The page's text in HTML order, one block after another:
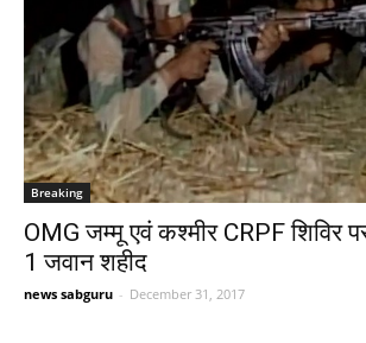
Breaking
OMG जम्मू एवं कश्मीर CRPF शिविर
1 जवान शहीद
news sabguru - December 31, 2017